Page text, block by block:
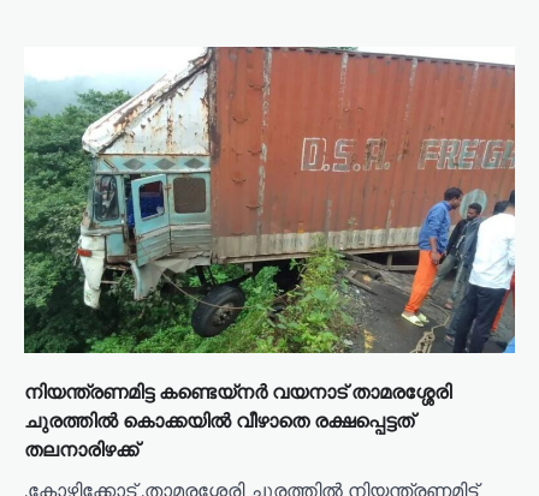
നിയന്ത്രണമിട്ട കണ്ടെയ്നർ വയനാട് താമരശ്ശേരി
ചുരത്തിൽ കൊക്കയിൽ വീഴാതെ രക്ഷപ്പെട്ടത്
തലനാരിഴക്ക്
.കോഴിക്കോട് .താമരശ്ശേരി ചുരത്തിൽ നിയന്ത്രണമിട്ട്